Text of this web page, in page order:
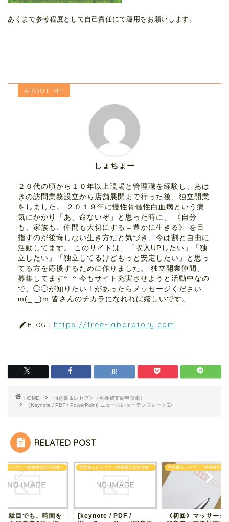
あくまで参考程度として自己責任にて運用をお願いします。
ABOUT ME
しょちょー
２０代の頃から１０年以上現場と管理職を経験し、あは
きの訪問業務設立から店舗展開まで行った後、独立開業
をしました。 ２０１９年に慢性骨髄性白血病という病
気にかかり「あ、命ないぞ」と思った時に、 《自分
も、家族も、仲間も大切にする＝豊かに生きる》 を目
指すのが後悔しない生き方だと気づき、今は割と自由に
活動してます。 このサイトは、「収入UPしたい」「独
立したい」「独立してるけどもっと安定したい」と思っ
てる方を応援するために作りました。 独立開業仲間、
募集してます^_^ 今もサイト充実させようと活動中なの
で、◯◯が知りたい！があったらメッセージください
m(_ _)m 皆さんのチカラになれれば嬉しいです。
BLOG： https://free-laboratory.com
HOME
同意書＆レセプト（療養費支給申請書）
[Keynote / PDF / PowerPoint] ニュースレターテンプレート②
RELATED POST
＆レセプト（療養費支給申請書）
は駄目でも、時間を
同意書＆レセプト（療養費支給申請書）
[keynote / PDF /
同意書＆レセプト（療養費支給
《初回》マッサージ